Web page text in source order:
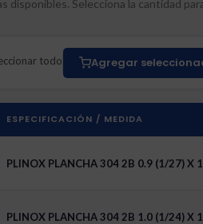
disponibles. Selecciona la cantidad
todo Agregar
ESPECIFICACIÓN / MEDIDA
PLINOX PLANCHA 304 2B 0.9 (1/27) X
PLINOX PLANCHA 304 2B 1.0 (1/24) X